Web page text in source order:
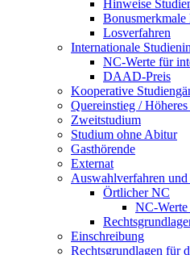
Hinweise
Bonusmerkmale
Losverfahren
Internationale
NC-Werte für
DAAD-Preis
Kooperative
Quereinstieg /
Zweitstudium
Studium ohne Abitur
Gasthörende
Externat
Auswahlverfahren
Örtlicher NC
NC-Werte
Einschreibung
Rechtsgrundlagen für